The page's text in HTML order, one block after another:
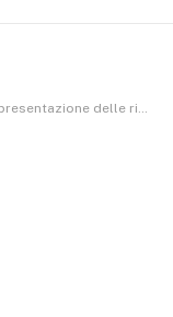
per i nuovi allacci alla rete fognaria